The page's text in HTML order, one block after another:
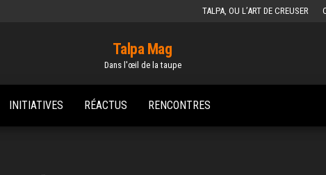
TALPA, OU L’ART DE CREUSER
Talpa Mag
Dans l'œil de la taupe
INITIATIVES RÉACTUS RENCONTRES